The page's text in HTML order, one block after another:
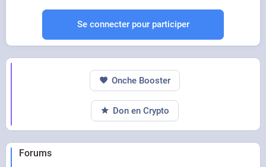
Malynx le lynx
Se connecter pour participer
Forums
Onche Booster
Don en Crypto